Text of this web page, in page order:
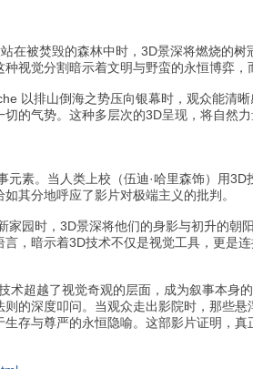
在被焚毁的森林中时，3D景深将燃烧的
视觉分割暗示着文明与野蛮的永恒博弈
以排山倒海之势压向银幕时，观众能清
的气势。这种多层次的3D呈现，将自然
素。当人类上校（伍迪·哈里森饰）用
其分地呼应了影片对极端主义的批判。
园时，3D景深将他们的身影与初升的朝
，暗示着3D技术不仅是视觉工具，更是
术超越了视觉奇观的层面，成为叙事本
的深度叩问。当观众走出影院时，那些
存与尊严的永恒隐喻。这部影片证明，